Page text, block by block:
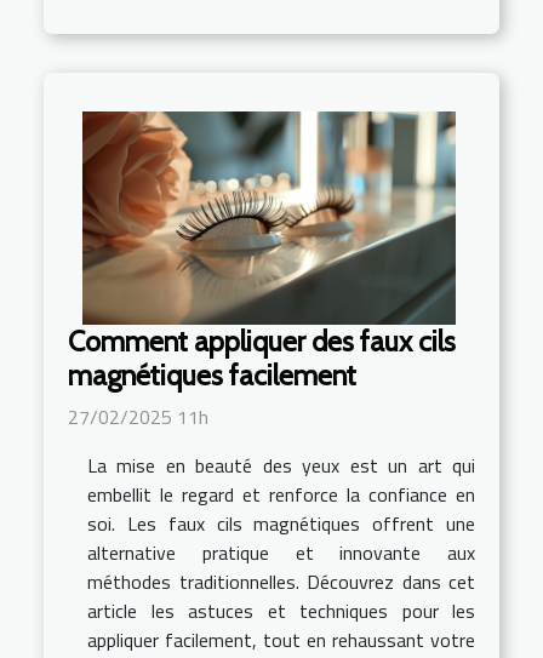
Comment appliquer des faux cils
magnétiques facilement
27/02/2025 11h
La mise en beauté des yeux est un art qui
embellit le regard et renforce la confiance en
soi. Les faux cils magnétiques offrent une
alternative pratique et innovante aux
méthodes traditionnelles. Découvrez dans cet
article les astuces et techniques pour les
appliquer facilement, tout en rehaussant votre